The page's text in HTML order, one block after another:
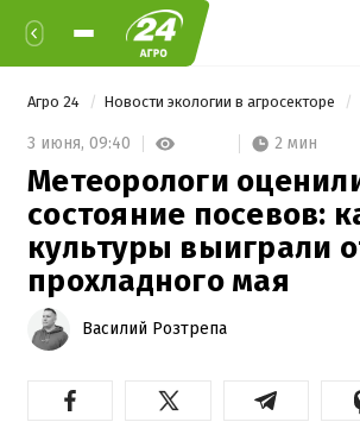
Агро 24 Новости экологии в агросекторе
3 июня, 09:40 2 мин
Метеорологи
состояние посевов:
культуры выиграли
прохладного мая
Василий Розтрепа